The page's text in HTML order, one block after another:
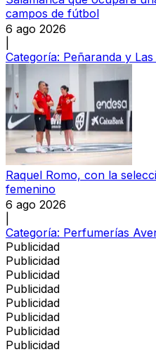
campos de fútbol
6 ago 2026
Categoría: Peñaranda y Las
Raquel Romo, con la
femenino
6 ago 2026
Categoría: Perfumerías
Publicidad
Publicidad
Publicidad
Publicidad
Publicidad
Publicidad
Publicidad
Publicidad